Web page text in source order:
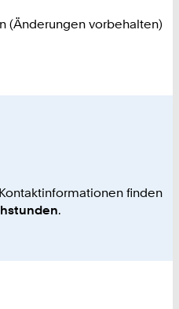
(Änderungen vorbehalten)
finden
.